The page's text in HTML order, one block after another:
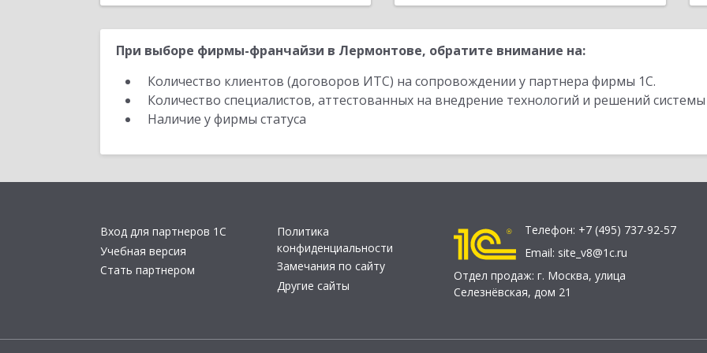
При выборе фирмы-франчайзи в Лермонтове, обратите внимание на:
Количество клиентов (договоров ИТС) на сопровождении у партнера фирмы 1С.
Количество специалистов, аттестованных на внедрение технологий и решений
Наличие у фирмы статуса
Вход для партнеров 1С
Учебная версия
Стать партнером
Политика
конфиденциальности
Замечания по сайту
Другие сайты
Телефон: +7 (495) 737-92-57
Email: site_v8@1c.ru
Отдел продаж: г. Москва, улица
Селезнёвская, дом 21